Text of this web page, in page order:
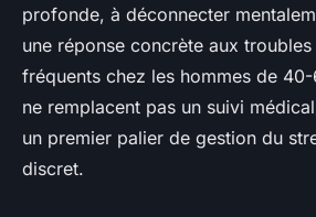
profonde, à déconnecter
une réponse concrète aux
fréquents chez les hommes de
ne remplacent pas un suivi
un premier palier de gestion du
discret.